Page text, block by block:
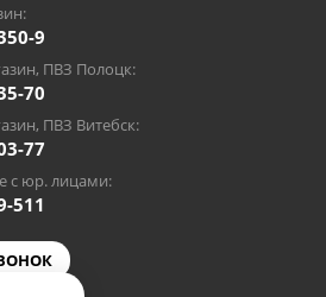
9
ПВЗ Полоцк:
70
ПВЗ Витебск:
77
с юр. лицами:
511